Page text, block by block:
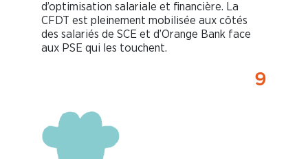
d’optimisation salariale et financière. La
CFDT est pleinement mobilisée aux côtés
des salariés de SCE et d’Orange Bank face
aux PSE qui les touchent.
9